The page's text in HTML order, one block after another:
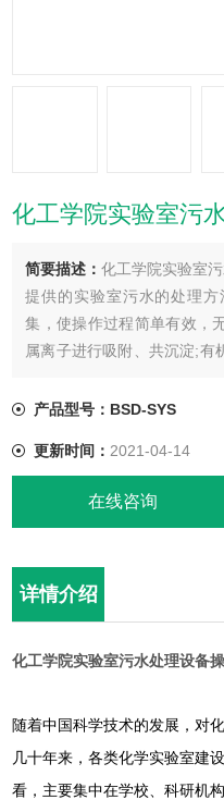
化工学院实验室污
简要描述：化工学院实验室
提供的实验室污水的处理
集，使操作过程简单有效，
属离子进行吸附、共沉淀;有
进行吸附;分别将有机和无机
产品型号：BSD-SYS
更新时间： 2021-04-14
在线咨询
详情介绍
化工学院实验室污水处理设备
随着中国科学技术的发展，对
几十年来，各类化学实验室建
看，主要集中在学校、科研机